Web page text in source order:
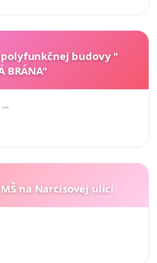
budovy "
BRÁNA"
…
na Narcisovej ulici